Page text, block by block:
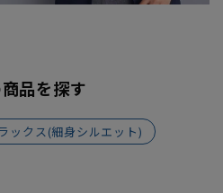
品を探す
ックス(細身シルエット)